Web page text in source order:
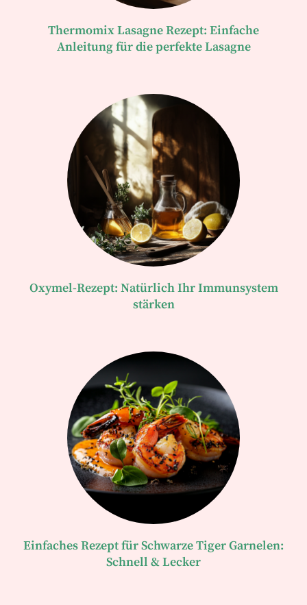
Thermomix Lasagne Rezept: Einfache
Anleitung für die perfekte Lasagne
Oxymel-Rezept: Natürlich Ihr Immunsystem
stärken
Einfaches Rezept für Schwarze Tiger Garnelen:
Schnell & Lecker